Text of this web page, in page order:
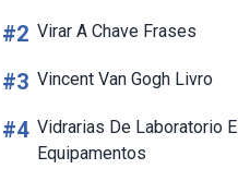
#2 Virar A Chave Frases
#3 Vincent Van Gogh Livro
#4 Vidrarias De Laboratorio E
Equipamentos